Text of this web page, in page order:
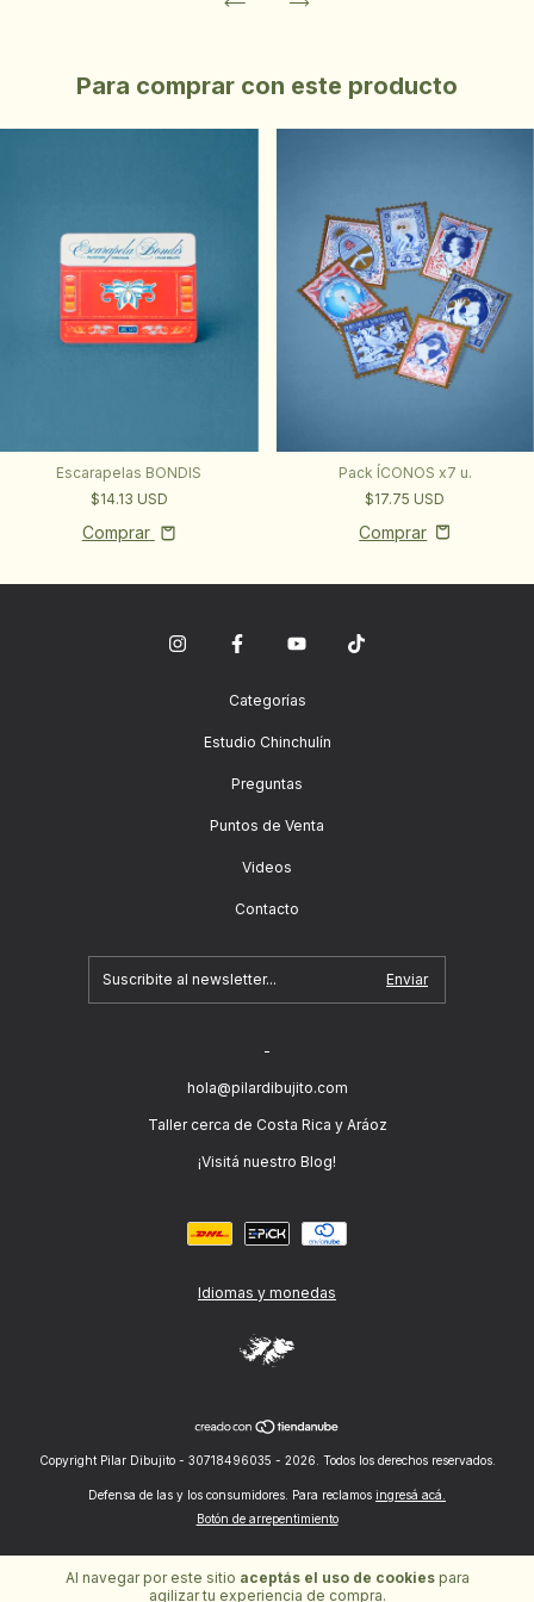
Al navegar por este sitio aceptás el uso de cookiespara
agilizar tu experiencia de compra.
Para comprar con este producto
Escarapelas BONDIS
$14.13 USD
Comprar
Pack ÍCONOS x7 u.
$17.75 USD
Categorías
Estudio Chinchulín
Preguntas
Puntos de Venta
Videos
Contacto
-
hola@pilardibujito.com
Taller cerca de Costa Rica y Aráoz
¡Visitá nuestro Blog!
Idiomas y monedas
Copyright Pilar Dibujito - 30718496035 - 2026. Todos los derechos reservados.
Defensa de las y los consumidores. Para reclamos ingresá acá.
Botón de arrepentimiento